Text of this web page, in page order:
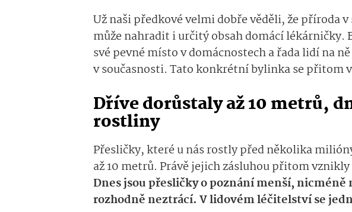
Už naši předkové velmi dobře věděli, že příroda
může nahradit i určitý obsah domácí lékárničky.
své pevné místo v domácnostech a řada lidí na
v současnosti. Tato konkrétní bylinka se přitom
Dříve dorůstaly až 10 metrů,
rostliny
Přesličky, které u nás rostly před několika
až 10 metrů. Právě jejich zásluhou přitom
Dnes jsou přesličky o poznání menší, nicméně
rozhodně neztrácí. V lidovém léčitelství se